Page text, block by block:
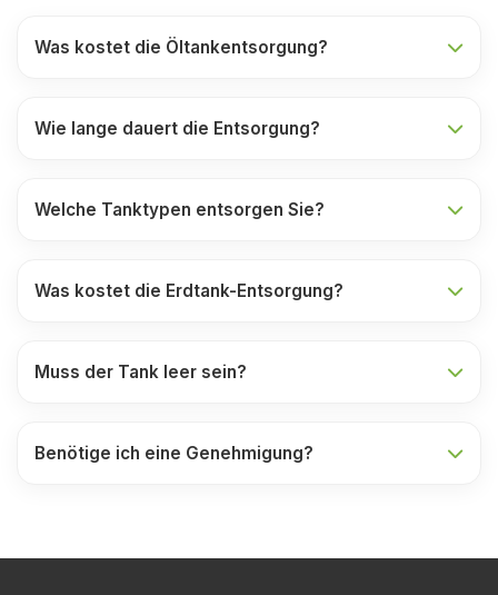
Was kostet die Öltankentsorgung?
Wie lange dauert die Entsorgung?
Welche Tanktypen entsorgen Sie?
Was kostet die Erdtank-Entsorgung?
Muss der Tank leer sein?
Benötige ich eine Genehmigung?